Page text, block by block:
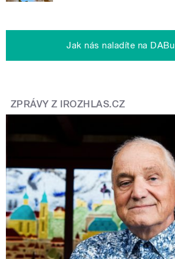
Jak nás naladíte na DABu
ZPRÁVY Z IROZHLAS.CZ